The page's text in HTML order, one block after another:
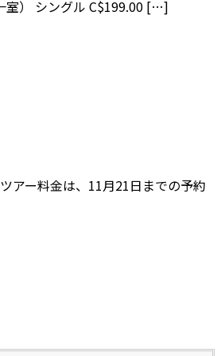
室） シングル C$199.00 […]
ー料金は、11月21日までの予約